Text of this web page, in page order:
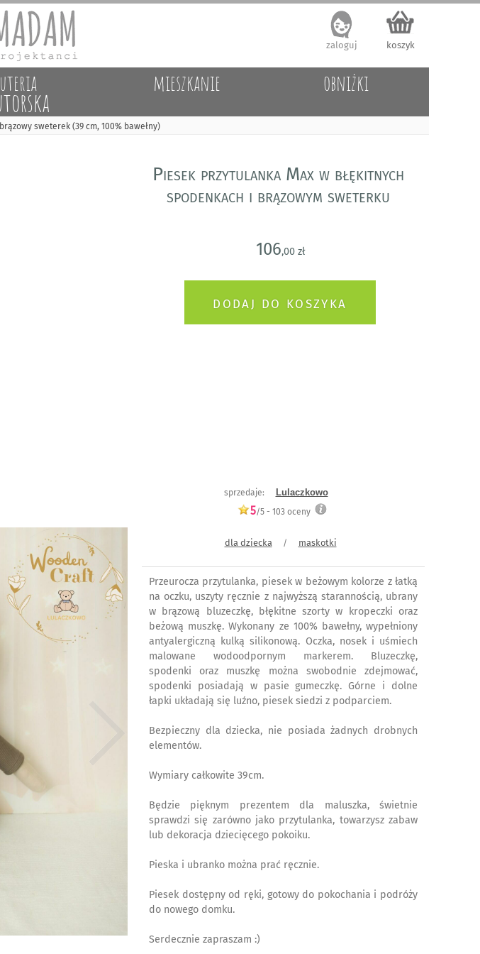
koszyk
zaloguj
mieszkanie obniżki
sweterek (39 cm, 100% bawełny)
Piesek przytulanka Max w błękitnych
spodenkach i brązowym sweterku
106,00 zł
sprzedaje: Lulaczkowo
5/5 - 103 oceny
dla dziecka / maskotki
Przeurocza przytulanka, piesek w beżowym kolorze z łatką
na oczku, uszyty ręcznie z najwyższą starannością, ubrany
w brązową bluzeczkę, błękitne szorty w kropeczki oraz
beżową muszkę. Wykonany ze 100% bawełny, wypełniony
antyalergiczną kulką silikonową. Oczka, nosek i uśmiech
malowane wodoodpornym markerem. Bluzeczkę,
spodenki oraz muszkę można swobodnie zdejmować,
spodenki posiadają w pasie gumeczkę. Górne i dolne
łapki układają się luźno, piesek siedzi z podparciem.
Bezpieczny dla dziecka, nie posiada żadnych drobnych
elementów.
Wymiary całkowite 39cm.
Będzie pięknym prezentem dla maluszka, świetnie
sprawdzi się zarówno jako przytulanka, towarzysz zabaw
lub dekoracja dziecięcego pokoiku.
Pieska i ubranko można prać ręcznie.
Piesek dostępny od ręki, gotowy do pokochania i podróży
do nowego domku.
Serdecznie zapraszam :)